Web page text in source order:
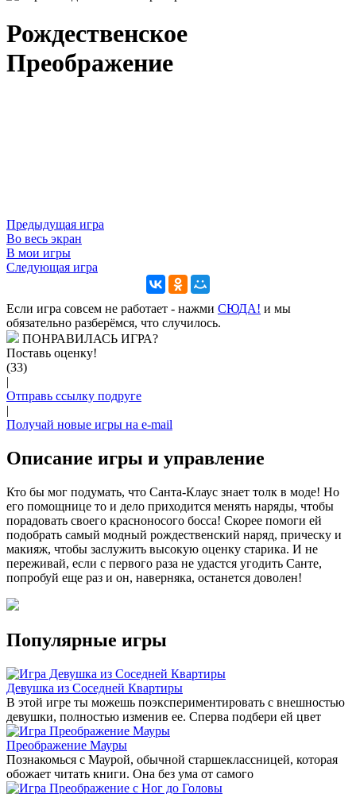
Рождественское
Преображение
Предыдущая игра
Во весь экран
В мои игры
Следующая игра
Если игра совсем не работает - нажми CЮДА! и мы
обязательно разберёмся, что случилось.
ПОНРАВИЛАСЬ ИГРА?
Поставь оценку!
(33)
|
Отправь ссылку подруге
|
Получай новые игры на e-mail
Описание игры и управление
Кто бы мог подумать, что Санта-Клаус знает толк в моде! Но
его помощнице то и дело приходится менять наряды, чтобы
порадовать своего красноносого босса! Скорее помоги ей
подобрать самый модный рождественский наряд, прическу и
макияж, чтобы заслужить высокую оценку старика. И не
переживай, если с первого раза не удастся угодить Санте,
попробуй еще раз и он, наверняка, останется доволен!
Популярные игры
Девушка из Соседней Квартиры
В этой игре ты можешь поэкспериментировать с внешностью
девушки, полностью изменив ее. Сперва подбери ей цвет
Преображение Мауры
Познакомься с Маурой, обычной старшеклассницей, которая
обожает читать книги. Она без ума от самого